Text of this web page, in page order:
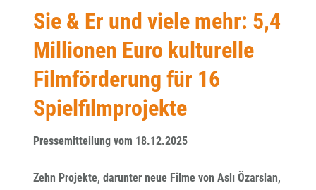
Sie & Er und viele mehr: 5,4
Millionen Euro kulturelle
Filmförderung für 16
Spielfilmprojekte
Pressemitteilung vom 18.12.2025
Zehn Projekte, darunter neue Filme von Aslı Özarslan,